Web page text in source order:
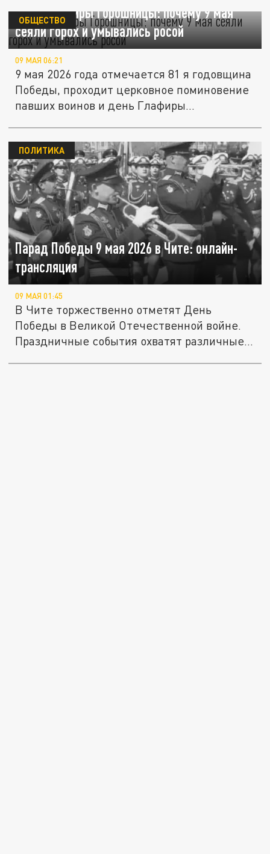
День Глафиры Горошницы: почему 9 мая
сеяли горох и умывались росой
ОБЩЕСТВО
09 МАЯ 06:21
9 мая 2026 года отмечается 81 я годовщина
Победы, проходит церковное поминовение
павших воинов и день Глафиры...
Парад Победы 9 мая 2026 в Чите: онлайн-
трансляция
ПОЛИТИКА
09 МАЯ 01:45
В Чите торжественно отметят День
Победы в Великой Отечественной войне.
Праздничные события охватят различные...